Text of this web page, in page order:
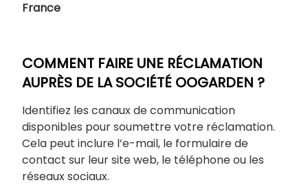
France
COMMENT FAIRE UNE RÉCLAMATION
AUPRÈS DE LA SOCIÉTÉ OOGARDEN ?
Identifiez les canaux de communication
disponibles pour soumettre votre réclamation.
Cela peut inclure l’e-mail, le formulaire de
contact sur leur site web, le téléphone ou les
réseaux sociaux.